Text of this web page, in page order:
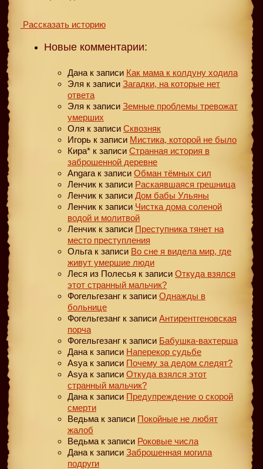
Рассказать историю
Новые комментарии:
Дана к записи Как мама к колдуну ходила
Эля к записи Загадки, на которые нет
ответа
Эля к записи Земные проблемы тревожат
умерших
Оля к записи Сквозняк
Игорь к записи Мистика, которой не было
Кира* к записи Странная история в
заброшенной деревне
Angara к записи Обман тёмных сил
Ленчик к записи Раскаявшаяся грешница
Ленчик к записи Дом бабы Ульяны
Ленчик к записи Чистка дома соленой
водой и молитвой
Ленчик к записи Преступника тянет на
место преступления
Ольга к записи Во сне я видела мир, где
живут умершие люди
Леся из Полесья к записи Откуда взялся
этот странный мальчик?
Фогельгезанг к записи Однажды в
больнице
Фогельгезанг к записи Антирентгеновская
порча
Фогельгезанг к записи Бабушка-вахтерша
Дана к записи Наперекор судьбе
Asya к записи Почему за дедом следят?
Asya к записи Откуда взялся этот
странный мальчик?
Дана к записи Предупреждение о скорой
смерти
Ведьма к записи Покойные не любят
жалоб
Ведьма к записи Роковые числа
Дана к записи Заброшенная могила
подруги